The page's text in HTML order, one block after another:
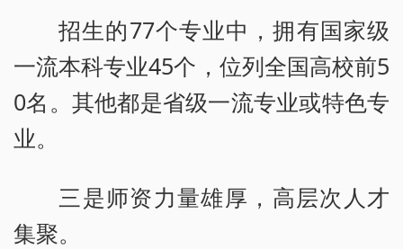
招生的77个专业中，拥有国家级
一流本科专业45个，位列全国高校前5
0名。其他都是省级一流专业或特色专
业。
三是师资力量雄厚，高层次人才
集聚。